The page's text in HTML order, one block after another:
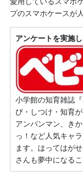
プのスマホケースが
アンケートを実施
小学館の知育雑誌『
び・しつけ・知育
アンパンマン、き
っ！など人気キャ
ます。はってはが
さんも夢中になる